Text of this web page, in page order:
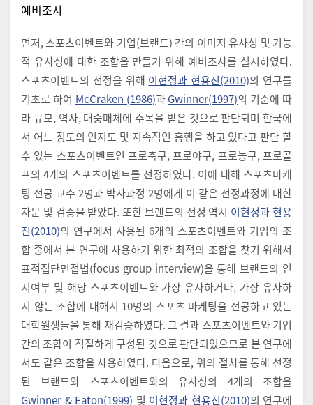
예비조사
먼저, 스포츠이벤트와 기업(브랜드) 간의 이미지 유사성 및 기능
적 유사성에 대한 조합을 만들기 위해 예비조사를 실시하였다.
스포츠이벤트의 선정을 위해 이현정과 현용진(2010)의 연구를
기초로 하여 McCraken (1986)과Gwinner(1997)의 기준에 따
라 규모, 역사, 대중매체에 주목을 받은 것으로 판단되며 한국에
서 어느 정도의 인지도 및 지속적인 흥행을 하고 있다고 판단 할
수 있는 스포츠이벤트인 프로축구, 프로야구, 프로농구, 프로골
프의 4개의 스포츠이벤트를 선정하였다. 이에 대해 스포츠마케
팅 전공 교수 2명과 박사과정 2명에게 이 같은 선정과정에 대한
자문 및 검증을 받았다. 또한 브랜드의 선정 역시 이현정과 현용
진(2010)의 연구에서 사용된 6개의 스포츠이벤트와 기업의 조
합 중에서 본 연구에 사용하기 위한 최적의 조합을 찾기 위해서
표적집단면접법(focus group interview)을 통해 브랜드의 인
지여부 및 해당 스포츠이벤트와 가장 유사하거나, 가장 유사하
지 않는 조합에 대해서 10명의 스포츠 마케팅을 전공하고 있는
대학원생들을 통해 재검증하였다. 그 결과 스포츠이벤트와 기업
간의 조합이 적절하게 구성된 것으로 판단되었으므로 본 연구에
서도 같은 조합을 사용하였다. 다음으로, 위의 절차를 통해 선정
된 브랜드와 스포츠이벤트와의 유사성의 4개의 조합을
Gwinner & Eaton(1999) 및 이현정과 현용진(2010)의 연구에